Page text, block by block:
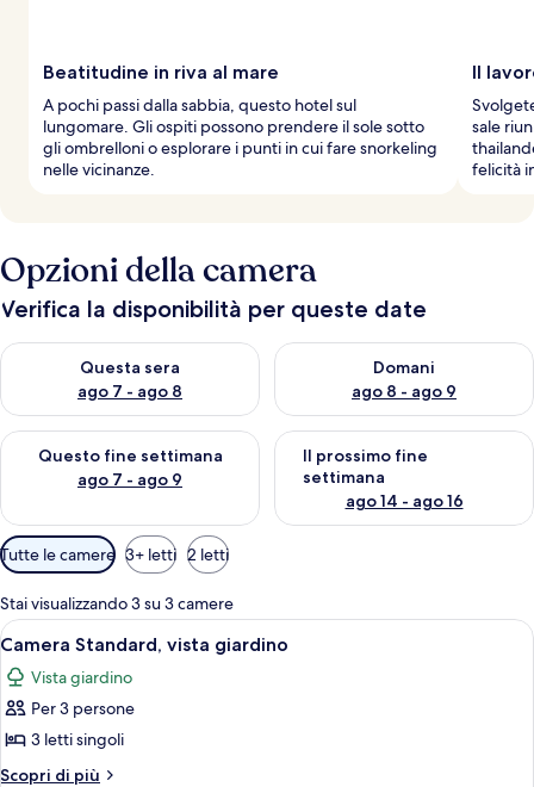
Beatitudine in riva al mare
A pochi passi dalla sabbia, questo hotel sul
lungomare. Gli ospiti possono prendere il sole sotto
gli ombrelloni o esplorare i punti in cui fare snorkeling
nelle vicinanze.
Il
sale
felicità
Opzioni della camera
Verifica la disponibilità per queste date
Questa sera
ago 7 - ago 8
Verifica la disponibilità per questa sera, ago 7 - ago 8
Domani
ago 8 - ago 9
Verifica la disponibilità per
Questo fine settimana
ago 7 - ago 9
Verifica la disponibilità per questo fine settimana, ago 7 - ago
Il prossimo fine
settimana
ago 14 - ago 16
Verifica la disponibilità per il
Filtri
disponibili
per
le
camere
Tutte le camere 3+ letti 2 letti
Stai visualizzando 3 su 3 camere
Apri
tutte
le
foto
per
Camera
Una camera d'albergo con un letto,
9
Camera Standard, vista giardino
Vista giardino
Per 3 persone
3 letti singoli
Scopri di più
Altri